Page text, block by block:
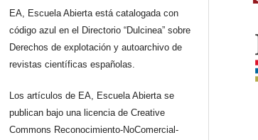
EA, Escuela Abierta está catalogada con
código azul en el Directorio “Dulcinea” sobre
Derechos de explotación y autoarchivo de
revistas científicas españolas.
Los artículos de EA, Escuela Abierta se
publican bajo una licencia de Creative
Commons Reconocimiento-NoComercial-